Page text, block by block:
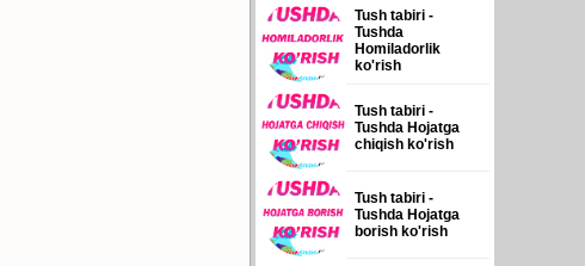
Tush tabiri -
Tushda
Homiladorlik
ko'rish
Tush tabiri -
Tushda Hojatga
chiqish ko'rish
Tush tabiri -
Tushda Hojatga
borish ko'rish